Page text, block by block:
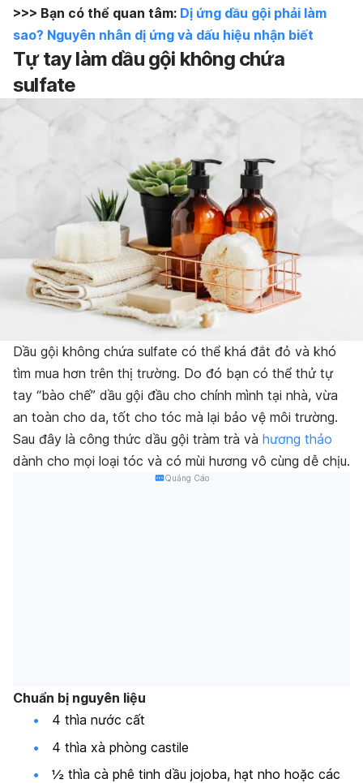
>>> Bạn có thể quan tâm: Dị ứng dầu gội phải làm
sao? Nguyên nhân dị ứng và dấu hiệu nhận biết
Tự tay làm dầu gội không chứa
sulfate
Dầu gội không chứa sulfate có thể khá đắt đỏ và khó
tìm mua hơn trên thị trường. Do đó bạn có thể thử tự
tay “bào chế” dầu gội đầu cho chính mình tại nhà, vừa
an toàn cho da, tốt cho tóc mà lại bảo vệ môi trường.
Sau đây là công thức dầu gội tràm trà và hương thảo
dành cho mọi loại tóc và có mùi hương vô cùng dễ chịu.
Quảng Cáo
Chuẩn bị nguyên liệu
4 thìa nước cất
4 thìa xà phòng castile
½ thìa cà phê tinh dầu jojoba, hạt nho hoặc các